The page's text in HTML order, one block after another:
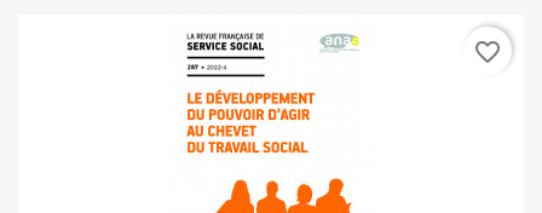
favorite_border